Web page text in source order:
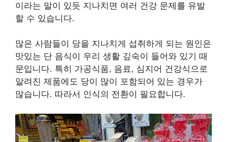
이라는 말이 있듯 지나치면 여러 건강 문제를 유발
할 수 있습니다.
많은 사람들이 당을 지나치게 섭취하게 되는 원인은
맛있는 단 음식이 우리 생활 깊숙이 들어와 있기 때
문입니다. 특히 가공식품, 음료, 심지어 건강식으로
알려진 제품에도 당이 많이 포함되어 있는 경우가
많습니다. 따라서 인식의 전환이 필요합니다.